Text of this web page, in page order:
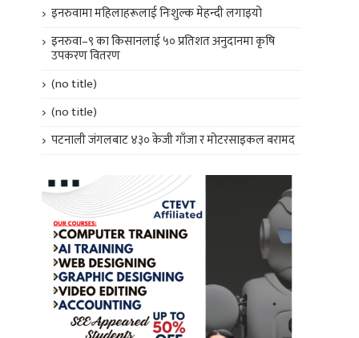
इनरुवामा महिलाहरूलाई निःशुल्क मेहन्दी लगाइयो
इनरुवा–९ का किसानलाई ५० प्रतिशत अनुदानमा कृषि
उपकरण वितरण
(no title)
(no title)
पटनाली जंगलबाट ४३० केजी गाँजा र मोटरसाइकल बरामद